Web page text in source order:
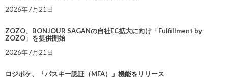
2026年7月21日
ZOZO、BONJOUR SAGANの自社EC拡大に向け「Fulfillment by
ZOZO」を提供開始
2026年7月21日
ロジポケ、「パスキー認証（MFA）」機能をリリース